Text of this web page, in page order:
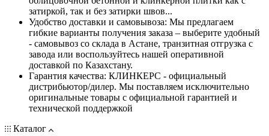
затиркой, так и без затирки швов...
Удобство доставки и самовывоза: Мы предлагаем
гибкие варианты получения заказа – выберите удобный
- самовывоз со склада в Астане, транзитная отгрузка с
завода или воспользуйтесь нашей оперативной
доставкой по Казахстану.
Гарантия качества: КЛИНКЕРС - официальный
дистрибьютор/дилер. Мы поставляем исключительно
оригинальные товары с официальной гарантией и
технической поддержкой
Каталог